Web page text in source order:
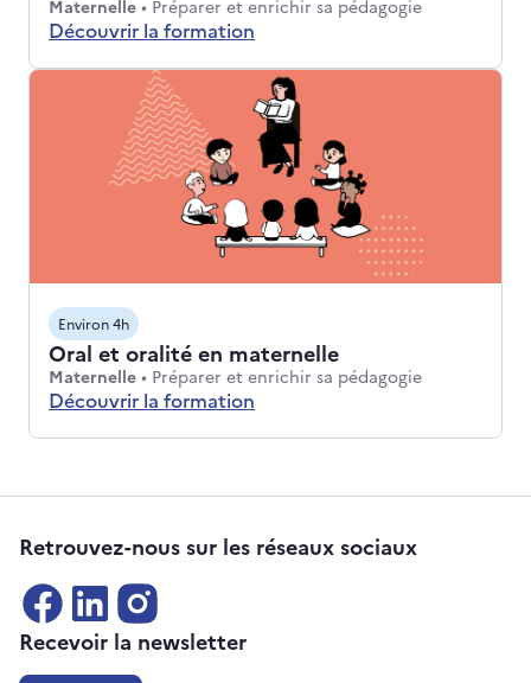
Maternelle Niveaux : Maternelle
• Préparer et enrichir sa pédagogie
Découvrir la formation
Environ 4h
Oral et oralité en maternelle
Maternelle Niveaux : Maternelle
• Préparer et enrichir sa pédagogie
Découvrir la formation
Retrouvez-nous sur les réseaux sociaux
Recevoir la newsletter